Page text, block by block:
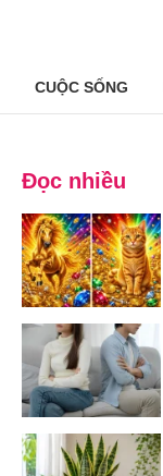
CUỘC SỐNG
Đọc nhiều